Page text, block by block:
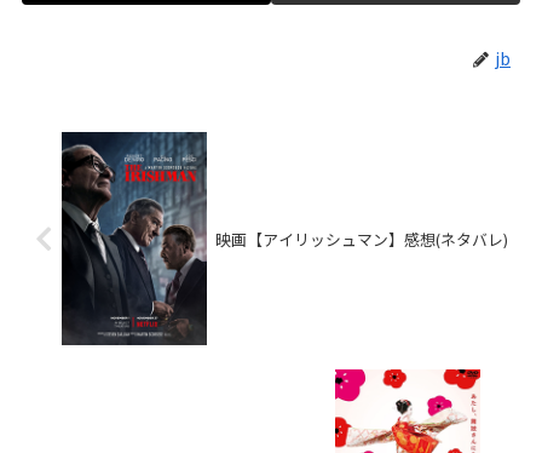
jb
映画【アイリッシュマン】感想(ネタバレ)